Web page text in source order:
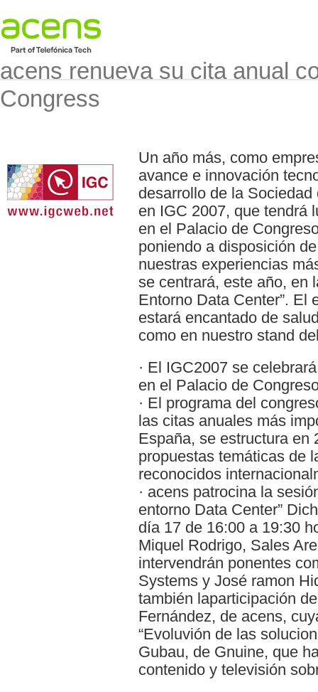
acens renueva su cita anual
Congress
Un año más, como
avance e innovación
desarrollo de la
en IGC 2007, que tendrá
en el Palacio de
poniendo a disposición
nuestras experiencias
se centrará, este año, en
Entorno Data Center”. El
estará encantado de
como en nuestro stand
· El IGC2007 se
en el Palacio de
· El programa del
las citas anuales más
España, se estructura en
propuestas temáticas de
reconocidos
· acens patrocina la
entorno Data Center”
día 17 de 16:00 a 19:30
Miquel Rodrigo, Sales
intervendrán ponentes
Systems y José ramon
también laparticipación
Fernández, de acens,
“Evoluvión de las
Gubau, de Gnuine, que
contenido y televisión